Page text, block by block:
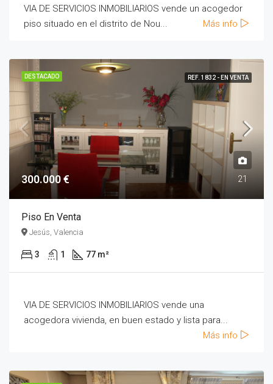
VIA DE SERVICIOS INMOBILIARIOS vende un acogedor
piso situado en el distrito de Nou...
Más info
DESTACADO REF. 1832 - EN VENTA
300.000 € 21
Piso En Venta
Jesús, Valencia
3 1 77 m²
VIA DE SERVICIOS INMOBILIARIOS vende una
acogedora vivienda, en buen estado y lista para...
Más info